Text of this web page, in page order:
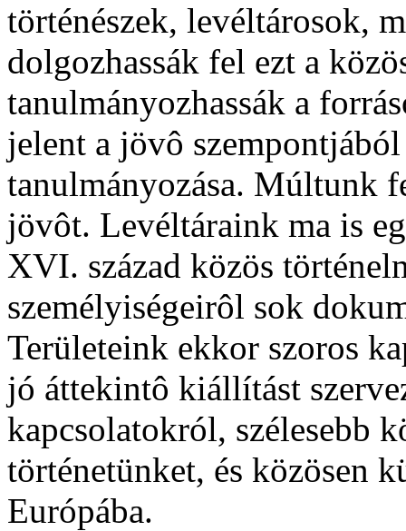
történészek, levéltárosok,
dolgozhassák fel ezt a
tanulmányozhassák a
jelent a jövô
tanulmányozása. Múltunk
jövôt. Levéltáraink ma is
XVI. század közös
személyiségeirôl sok
Területeink ekkor szoros
jó áttekintô kiállítást
kapcsolatokról, szélesebb
történetünket, és közösen
Európába.